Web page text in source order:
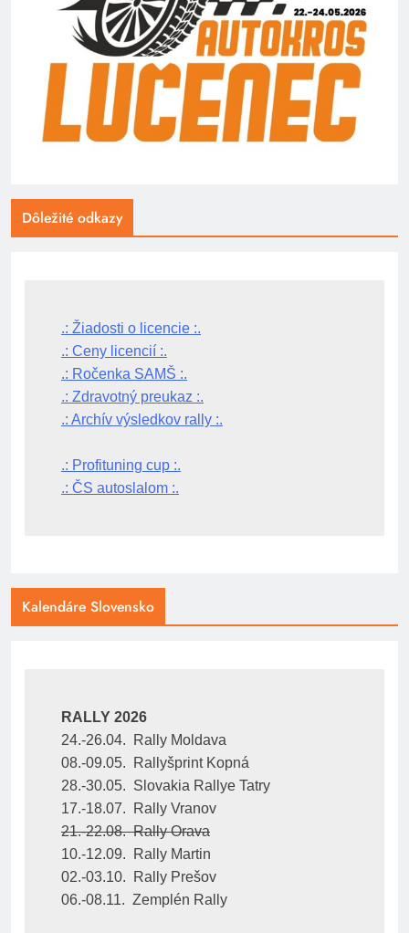
Dôležité odkazy
.: Žiadosti o licencie :.
.: Ceny licencií :.
.: Ročenka SAMŠ :.
.: Zdravotný preukaz :.
.: Archív výsledkov rally :.
.: Profituning cup :.
.: ČS autoslalom :.
Kalendáre Slovensko
RALLY 2026
24.-26.04.  Rally Moldava
08.-09.05.  Rallyšprint Kopná
28.-30.05.  Slovakia Rallye Tatry
17.-18.07.  Rally Vranov
21.-22.08.  Rally Orava
10.-12.09.  Rally Martin
02.-03.10.  Rally Prešov
06.-08.11.  Zemplén Rally